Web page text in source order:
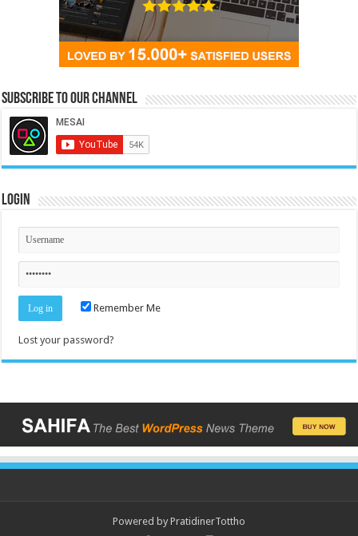
Subscribe to our Channel
Login
Remember Me
Lost your password?
Powered by PratidinerTottho